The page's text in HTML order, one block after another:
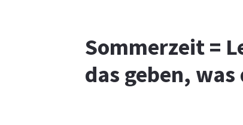
Sommerzeit =
das geben,